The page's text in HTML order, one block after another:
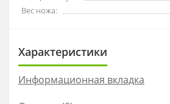
Вес ножа:
Характеристики
Информационная вкладка